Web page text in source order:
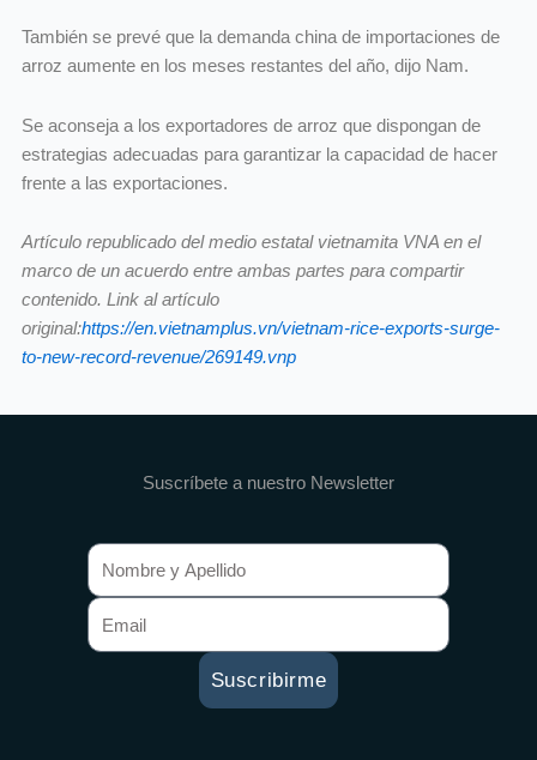
También se prevé que la demanda china de importaciones de
arroz aumente en los meses restantes del año, dijo Nam.
Se aconseja a los exportadores de arroz que dispongan de
estrategias adecuadas para garantizar la capacidad de hacer
frente a las exportaciones.
Artículo republicado del medio estatal vietnamita VNA en el
marco de un acuerdo entre ambas partes para compartir
contenido. Link al artículo
original:https://en.vietnamplus.vn/vietnam-rice-exports-surge-
to-new-record-revenue/269149.vnp
Suscríbete a nuestro Newsletter
Suscribirme